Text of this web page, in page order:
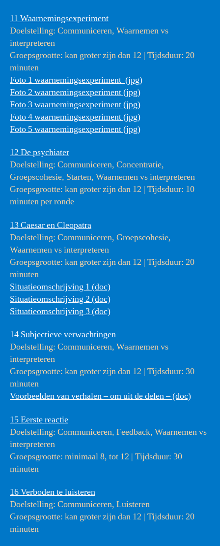
11 Waarnemingsexperiment
Doelstelling: Communiceren, Waarnemen vs
interpreteren
Groepsgrootte: kan groter zijn dan 12 | Tijdsduur: 20
minuten
Foto 1 waarnemingsexperiment (jpg)
Foto 2 waarnemingsexperiment (jpg)
Foto 3 waarnemingsexperiment (jpg)
Foto 4 waarnemingsexperiment (jpg)
Foto 5 waarnemingsexperiment (jpg)
12 De psychiater
Doelstelling: Communiceren, Concentratie,
Groepscohesie, Starten, Waarnemen vs interpreteren
Groepsgrootte: kan groter zijn dan 12 | Tijdsduur: 10
minuten per ronde
13 Caesar en Cleopatra
Doelstelling: Communiceren, Groepscohesie,
Waarnemen vs interpreteren
Groepsgrootte: kan groter zijn dan 12 | Tijdsduur: 20
minuten
Situatieomschrijving 1 (doc)
Situatieomschrijving 2 (doc)
Situatieomschrijving 3 (doc)
14 Subjectieve verwachtingen
Doelstelling: Communiceren, Waarnemen vs
interpreteren
Groepsgrootte: kan groter zijn dan 12 | Tijdsduur: 30
minuten
Voorbeelden van verhalen – om uit de delen – (doc)
15 Eerste reactie
Doelstelling: Communiceren, Feedback, Waarnemen vs
interpreteren
Groepsgrootte: minimaal 8, tot 12 | Tijdsduur: 30
minuten
16 Verboden te luisteren
Doelstelling: Communiceren, Luisteren
Groepsgrootte: kan groter zijn dan 12 | Tijdsduur: 20
minuten